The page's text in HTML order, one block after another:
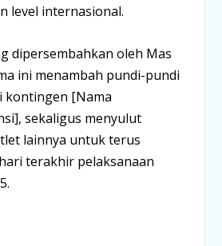
level internasional.
dipersembahkan oleh Mas
ini menambah pundi-pundi
kontingen [Nama
sekaligus menyulut
lainnya untuk terus
terakhir pelaksanaan